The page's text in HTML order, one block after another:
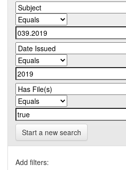
Start a new search
Add filters: